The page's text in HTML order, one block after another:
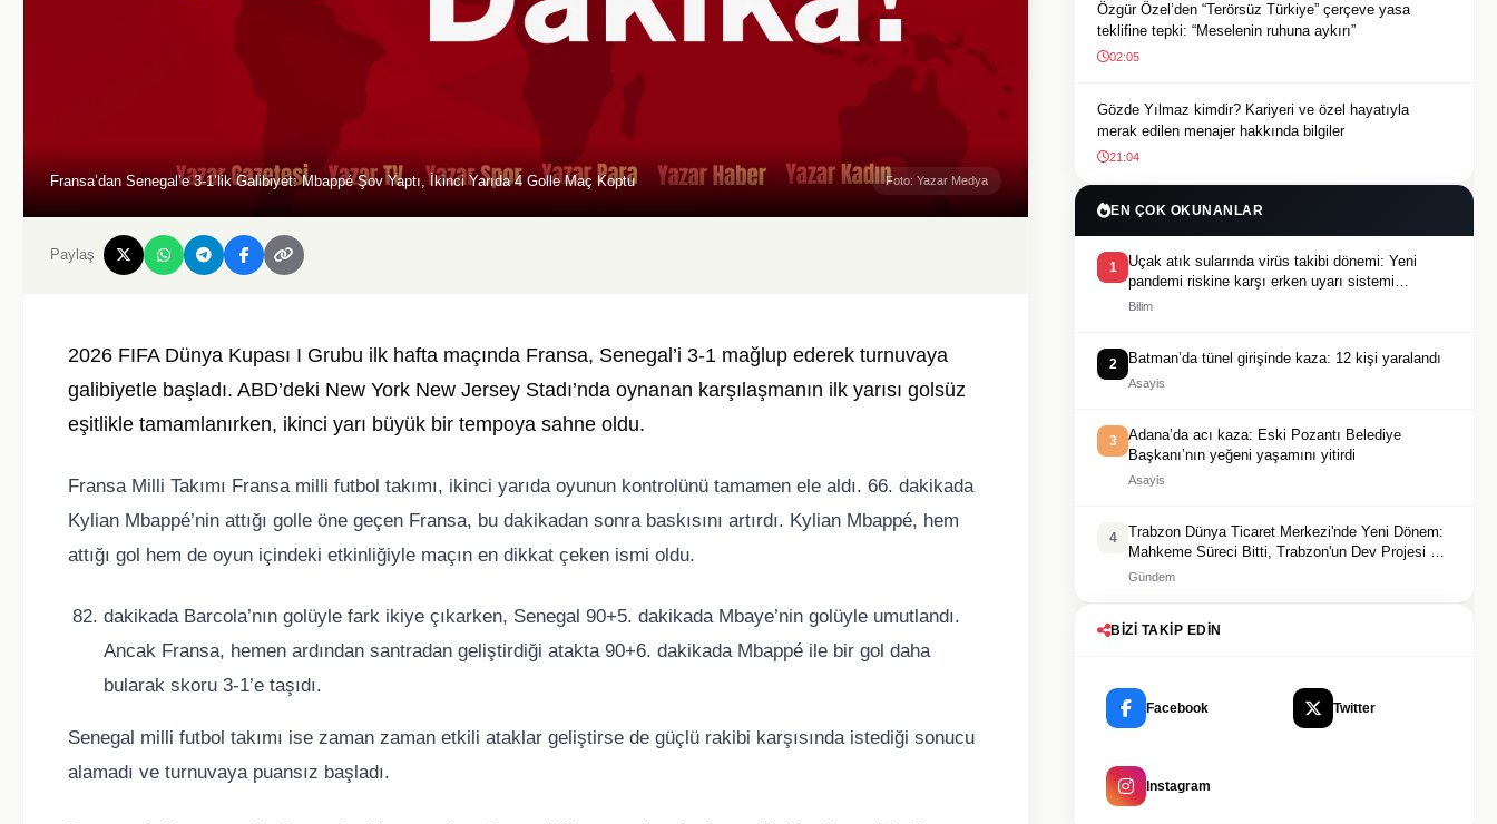
Fransa’dan Senegal’e 3-1’lik Galibiyet: Mbappé Şov Yaptı, İkinci Yarıda 4 Golle Maç Koptu Foto: Yazar Medya
Paylaş
2026 FIFA Dünya Kupası I Grubu ilk hafta maçında Fransa, Senegal’i 3-1 mağlup ederek turnuvaya
galibiyetle başladı. ABD’deki New York New Jersey Stadı’nda oynanan karşılaşmanın ilk yarısı golsüz
eşitlikle tamamlanırken, ikinci yarı büyük bir tempoya sahne oldu.
Fransa Milli Takımı Fransa milli futbol takımı, ikinci yarıda oyunun kontrolünü tamamen ele aldı. 66. dakikada
Kylian Mbappé’nin attığı golle öne geçen Fransa, bu dakikadan sonra baskısını artırdı. Kylian Mbappé, hem
attığı gol hem de oyun içindeki etkinliğiyle maçın en dikkat çeken ismi oldu.
dakikada Barcola’nın golüyle fark ikiye çıkarken, Senegal 90+5. dakikada Mbaye’nin golüyle umutlandı.
Ancak Fransa, hemen ardından santradan geliştirdiği atakta 90+6. dakikada Mbappé ile bir gol daha
bularak skoru 3-1’e taşıdı.
Senegal milli futbol takımı ise zaman zaman etkili ataklar geliştirse de güçlü rakibi karşısında istediği sonucu
alamadı ve turnuvaya puansız başladı.
Özgür Özel’den “Terörsüz Türkiye” çerçeve yasa
teklifine tepki: “Meselenin ruhuna aykırı”
02:05
Gözde Yılmaz kimdir? Kariyeri ve özel hayatıyla
merak edilen menajer hakkında bilgiler
21:04
EN ÇOK OKUNANLAR
1
Uçak atık sularında virüs takibi dönemi: Yeni
pandemi riskine karşı erken uyarı sistemi
geliştiriliyor
Bilim
2 Batman’da tünel girişinde kaza: 12 kişi yaralandı
Asayis
3
Adana’da acı kaza: Eski Pozantı Belediye
Başkanı’nın yeğeni yaşamını yitirdi
Asayis
4
Trabzon Dünya Ticaret Merkezi'nde Yeni Dönem:
Mahkeme Süreci Bitti, Trabzon'un Dev Projesi Ne
Zaman Tamamlanacak?
Gündem
BIZI TAKIP EDIN
Facebook Twitter
Instagram